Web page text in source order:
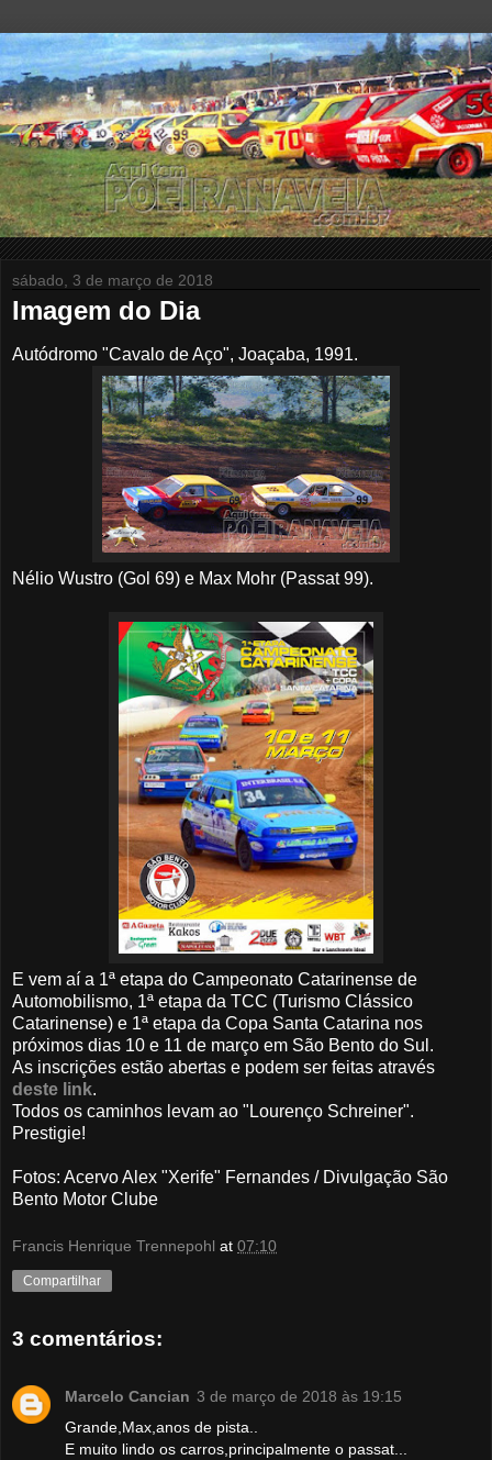
sábado, 3 de março de 2018
Imagem do Dia
Autódromo "Cavalo de Aço", Joaçaba, 1991.
Nélio Wustro (Gol 69) e Max Mohr (Passat 99).
E vem aí a 1ª etapa do Campeonato Catarinense de
Automobilismo, 1ª etapa da TCC (Turismo Clássico
Catarinense) e 1ª etapa da Copa Santa Catarina nos
próximos dias 10 e 11 de março em São Bento do Sul.
As inscrições estão abertas e podem ser feitas através
deste link.
Todos os caminhos levam ao "Lourenço Schreiner".
Prestigie!
Fotos: Acervo Alex "Xerife" Fernandes / Divulgação São
Bento Motor Clube
Francis Henrique Trennepohl at 07:10
Compartilhar
3 comentários:
Marcelo Cancian 3 de março de 2018 às 19:15
Grande,Max,anos de pista..
E muito lindo os carros,principalmente o passat...